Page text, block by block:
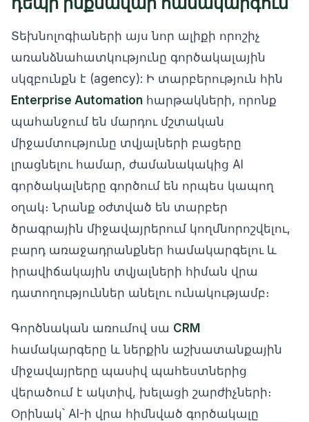
Տեխնոլոգիաների այս նոր ալիքի որոշիչ
առանձնահատկությունը գործակալային
սկզբունքն է (agency): Ի տարբերություն հին
Enterprise Automation հարթակների, որոնք
պահանջում են մարդու մշտական
միջամտությունը տվյալների բացերը
լրացնելու համար, ժամանակակից AI
գործակալները գործում են որպես կապող
օղակ։ Նրանք օժտված են տարբեր
ծրագրային միջավայրերում կողմնորոշվելու,
բարդ առաջադրանքներ համակարգելու և
իրավիճակային տվյալների հիման վրա
դատողություններ անելու ունակությամբ։
Գործնական առումով սա CRM
համակարգերը և ներքին աշխատանքային
միջավայրերը պասիվ պահեստներից
վերածում է ակտիվ, խելացի շարժիչների։
Օրինակ՝ AI-ի վրա հիմնված գործակալը